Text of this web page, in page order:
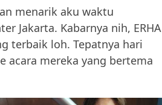
menarik aku waktu
Jakarta. Kabarnya nih, ERHA
terbaik loh. Tepatnya hari
acara mereka yang bertema